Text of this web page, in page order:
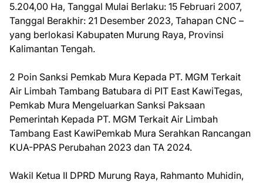
5.204,00 Ha, Tanggal Mulai Berlaku: 15 Februari 2007,
Tanggal Berakhir: 21 Desember 2023, Tahapan CNC –
yang berlokasi Kabupaten Murung Raya, Provinsi
Kalimantan Tengah.
2 Poin Sanksi Pemkab Mura Kepada PT. MGM Terkait
Air Limbah Tambang Batubara di PIT East KawiTegas,
Pemkab Mura Mengeluarkan Sanksi Paksaan
Pemerintah Kepada PT. MGM Terkait Air Limbah
Tambang East KawiPemkab Mura Serahkan Rancangan
KUA-PPAS Perubahan 2023 dan TA 2024.
Wakil Ketua II DPRD Murung Raya, Rahmanto Muhidin,